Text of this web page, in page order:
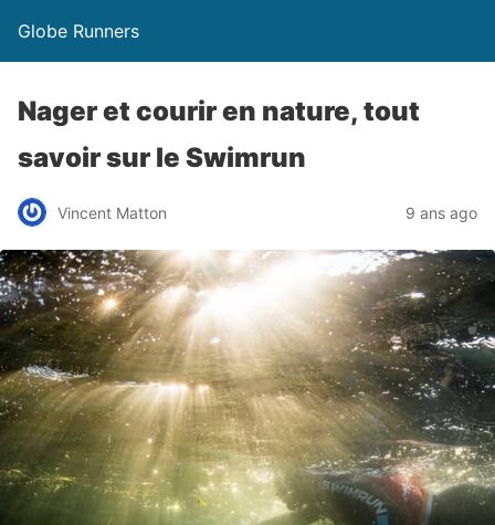
Globe Runners
Nager et courir en nature, tout
savoir sur le Swimrun
Vincent Matton 9 ans ago